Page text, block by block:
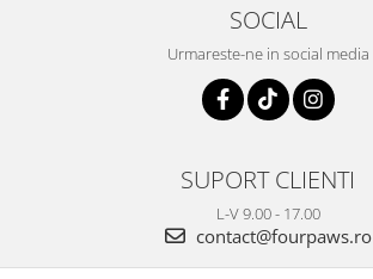
SOCIAL
Urmareste-ne in social media
SUPORT CLIENTI
L-V 9.00 - 17.00
contact@fourpaws.ro